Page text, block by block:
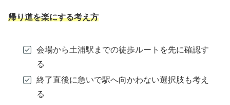
帰り道を楽にする考え方
会場から土浦駅までの徒歩ルートを先に確認す
る
終了直後に急いで駅へ向かわない選択肢も考え
る